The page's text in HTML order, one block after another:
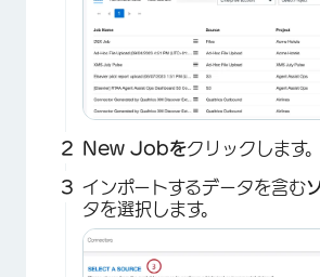
New Jobをクリックします。
インポートするデータを含む
タを選択します。